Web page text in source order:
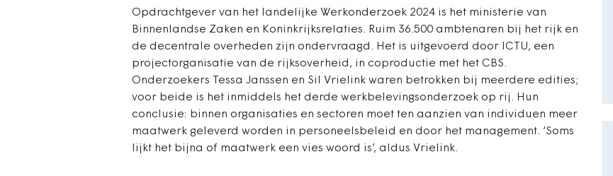
Opdrachtgever van het landelijke Werkonderzoek 2024 is het ministerie van
Binnenlandse Zaken en Koninkrijksrelaties. Ruim 36.500 ambtenaren bij het rijk en
de decentrale overheden zijn ondervraagd. Het is uitgevoerd door ICTU, een
projectorganisatie van de rijksoverheid, in coproductie met het CBS.
Onderzoekers Tessa Janssen en Sil Vrielink waren betrokken bij meerdere edities;
voor beide is het inmiddels het derde werkbelevingsonderzoek op rij. Hun
conclusie: binnen organisaties en sectoren moet ten aanzien van individuen meer
maatwerk geleverd worden in personeelsbeleid en door het management. ‘Soms
lijkt het bijna of maatwerk een vies woord is’, aldus Vrielink.